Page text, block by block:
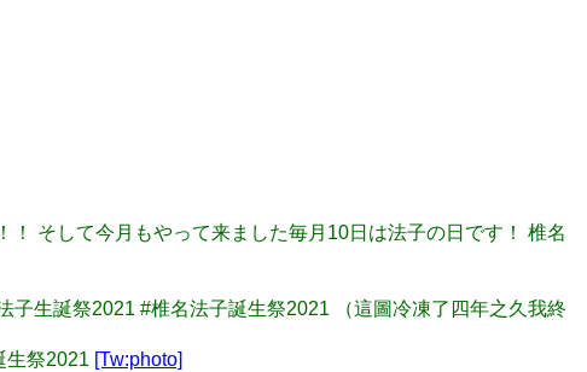
そして今月もやって来ました毎月10日は法子の日です！ 椎名
生誕祭2021 #椎名法子誕生祭2021 （這圖冷凍了四年之久我終
生祭2021 [Tw:photo]